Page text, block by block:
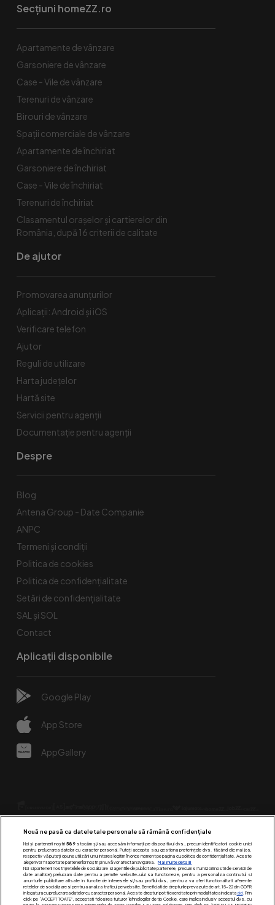
Secțiuni homeZZ.ro
Apartamente de vânzare
Garsoniere de vânzare
Case - Vile de vânzare
Terenuri de vânzare
Birouri de vânzare
Spaţii comerciale de vânzare
Apartamente de închiriat
Garsoniere de închiriat
Case - Vile de închiriat
Terenuri de închiriat
Clasamentul orașelor și cartierelor din
România, după 16 criterii de calitate
De ajutor
Promovarea anunțurilor
Aplicații: Android și iOS
Verificare telefon
Ajutor
Reguli de utilizare
Harta județelor
Hartă site
Servicii pentru agenții
Documentație pentru agenții
Despre
Blog
Antena Group - Date Companie
ANPC
Termeni și condiții
Politica de cookies
Politica de confidențialitate
Setări de confidențialitate
SAL și SOL
Contact
Aplicații disponibile
Google Play
App Store
AppGallery
Urmărește-ne pe:
Nouă ne pasă ca datele tale personale să rămână confidențiale
Noi și partenerii noștri 589stocăm și/sau accesăm informații pe dispozitivul dvs., precum identificatorii cookie unici
pentru prelucrarea datelor cu caracter personal. Puteți accepta sau gestiona preferințele dvs. făcând clic mai jos,
respectiv vă puteți opune utilizării unui interes legitim în orice moment pe pagina cu politica de confidențialitate. Aceste
alegeri vor fi raportate partenerilor noștri și nu vă vor afecta navigarea.
Mai multe detalii
Noi si partenerii nostri (retelele de socializare si agentiile de publicitate partenere, precum si furnizorii nostri de servicii de
date analitice) prelucram date pentru a permite website-ului sa functioneze, pentru a personaliza continutul si
anunturile publicitare afisate in functie de interesele si/sau profilul dvs., pentru a va oferi functionalitati aferente
retelelor de socializare si pentru a analiza traficul pe website. Beneficiati de drepturile prevazute de art. 15-22 din GDPR
in legatura cu prelucrarea datelor cu caracter personal. Aceste drepturi pot fi exercitate prin modalitatea indicataaici. Prin
click pe “ACCEPT TOATE”, acceptati folosirea tuturor Tehnologiilor de tip Cookie, care implica inclusiv acceptul dvs. cu